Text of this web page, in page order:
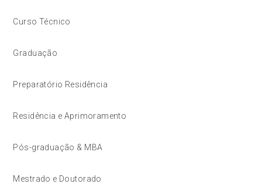
Curso Técnico
Graduação
Preparatório Residência
Residência e Aprimoramento
Pós-graduação & MBA
Mestrado e Doutorado